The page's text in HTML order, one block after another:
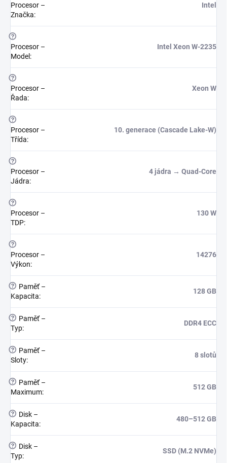
Procesor –
Značka:
Intel
?
Procesor –
Model :
Intel Xeon W-2235
?
Procesor –
Řada:
Xeon W
?
Procesor –
Třída:
10. generace (Cascade Lake-W)
?
Procesor –
Jádra:
4 jádra → Quad-Core
?
Procesor –
TDP:
130 W
?
Procesor –
Výkon:
14276
?
Paměť –
Kapacita:
128 GB
?
Paměť –
Typ:
DDR4 ECC
?
Paměť –
Sloty:
8 slotů
?
Paměť –
Maximum:
512 GB
?
Disk –
Kapacita:
480–512 GB
?
Disk –
Typ:
SSD (M.2 NVMe)